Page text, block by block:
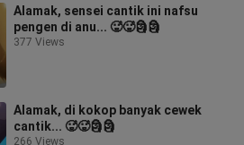
Alamak, sensei cantik ini nafsu
pengen di anu... 🥵🥵🗿🗿
377 Views
Alamak, di kokop banyak cewek
cantik... 🥵🥵🗿🗿
266 Views